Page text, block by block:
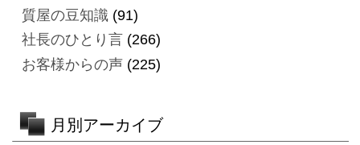
質屋の豆知識(91)
社長のひとり言(266)
お客様からの声(225)
月別アーカイブ